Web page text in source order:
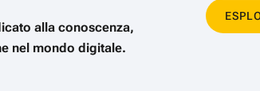
alla conoscenza,
nel mondo digitale.